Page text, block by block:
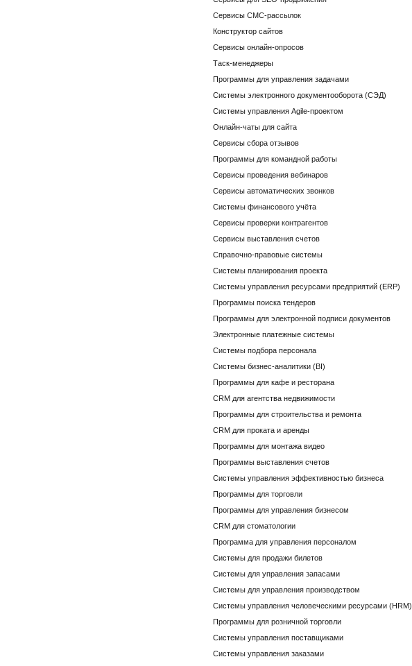
Сервисы СМС-рассылок
Конструктор сайтов
Сервисы онлайн-опросов
Таск-менеджеры
Программы для управления задачами
Системы электронного документооборота (СЭД)
Системы управления Agile-проектом
Онлайн-чаты для сайта
Сервисы сбора отзывов
Программы для командной работы
Сервисы проведения вебинаров
Сервисы автоматических звонков
Системы финансового учёта
Сервисы проверки контрагентов
Сервисы выставления счетов
Справочно-правовые системы
Системы планирования проекта
Системы управления ресурсами предприятий (ERP)
Программы поиска тендеров
Программы для электронной подписи документов
Электронные платежные системы
Системы подбора персонала
Системы бизнес-аналитики (BI)
Программы для кафе и ресторана
CRM для агентства недвижимости
Программы для строительства и ремонта
CRM для проката и аренды
Программы для монтажа видео
Программы выставления счетов
Системы управления эффективностью бизнеса
Программы для торговли
Программы для управления бизнесом
CRM для стоматологии
Программа для управления персоналом
Системы для продажи билетов
Системы для управления запасами
Системы для управления производством
Системы управления человеческими ресурсами (HRM)
Программы для розничной торговли
Системы управления поставщиками
Системы управления заказами